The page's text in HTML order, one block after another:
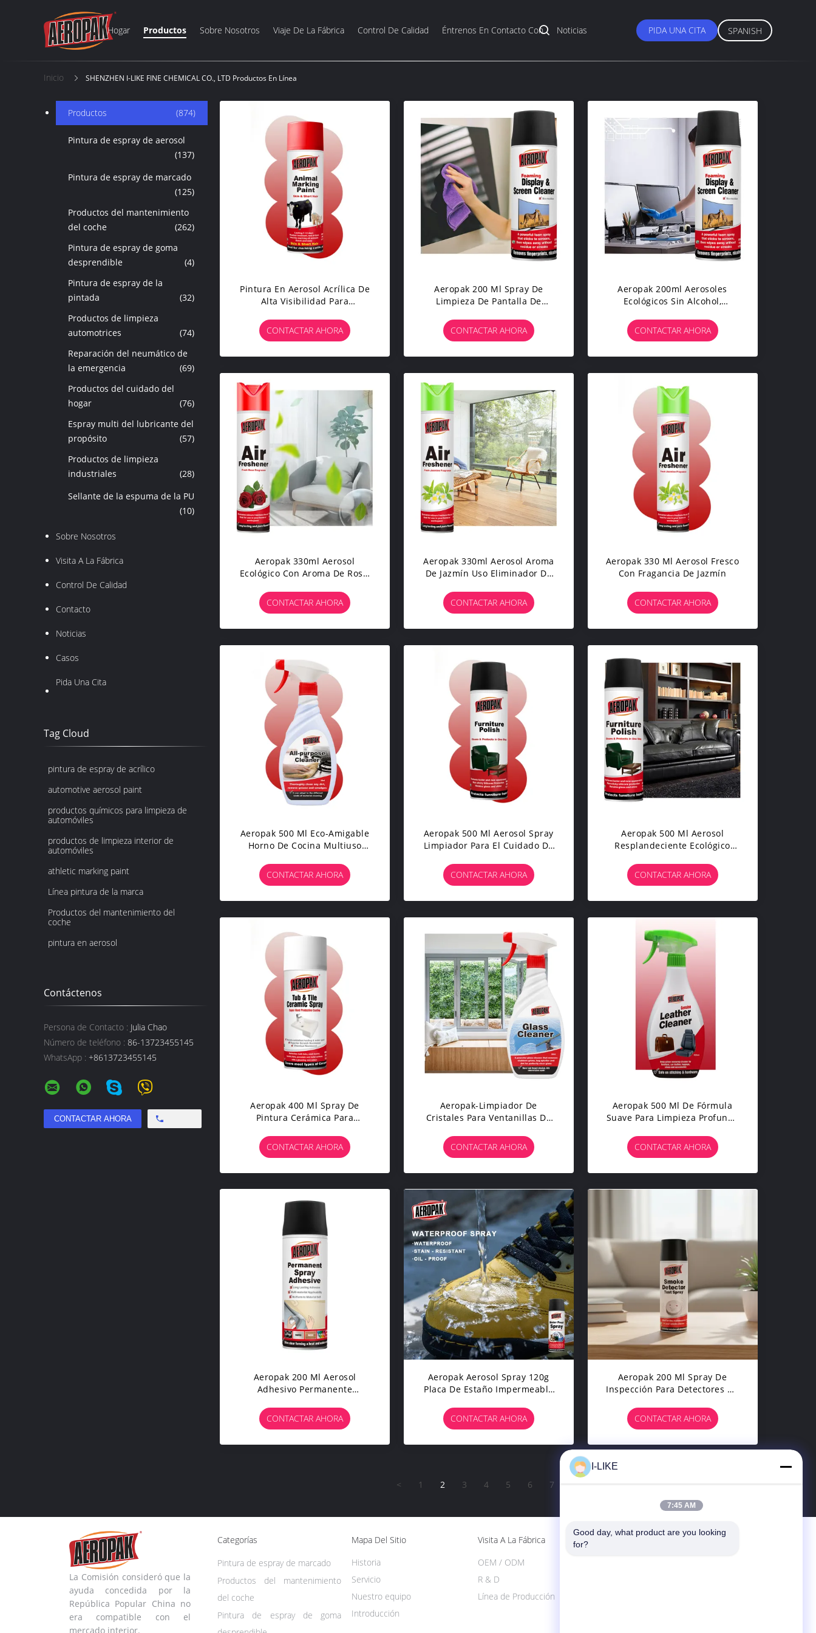
Hogar Productos Sobre Nosotros Viaje De La Fábrica Control De Calidad Éntrenos En Contacto Con Noticias PIDA UNA CITA SPANISH
Inicio SHENZHEN I-LIKE FINE CHEMICAL CO., LTD Productos En Línea
Productos (874)
Pintura de espray de aerosol
(137)
Pintura de espray de marcado
(125)
Productos del mantenimiento
del coche
(262)
Pintura de espray de goma
desprendible
(4)
Pintura de espray de la
pintada
(32)
Productos de limpieza
automotrices
(74)
Reparación del neumático de
la emergencia
(69)
Productos del cuidado del
hogar
(76)
Espray multi del lubricante del
propósito
(57)
Productos de limpieza
industriales
(28)
Sellante de la espuma de la PU
(10)
Sobre Nosotros
Visita A La Fábrica
Control De Calidad
Contacto
Noticias
Casos
Pida Una Cita
Tag Cloud
pintura de espray de acrílico
automotive aerosol paint
productos químicos para limpieza de
automóviles
productos de limpieza interior de
automóviles
athletic marking paint
Línea pintura de la marca
Productos del mantenimiento del
coche
pintura en aerosol
Contáctenos
Persona de Contacto : Julia Chao
Número de teléfono : 86-13723455145
WhatsApp : +8613723455145
Pintura En Aerosol Acrílica De
Alta Visibilidad Para
Resistente A La Intemperie,
Para Marcado De Animales,
CONTACTAR AHORA
Aeropak 200 Ml Spray De
Limpieza De Pantalla De
Con Aerosoles Ecológicos
CONTACTAR AHORA
Aeropak 200ml Aerosoles
Ecológicos Sin Alcohol,
Secado Rápido,
Multipropósito, Pantalla De
CONTACTAR AHORA
Aeropak 330ml Aerosol
Ecológico Con Aroma De Rosa,
Para Uso En El Hogar Y El
Automóvil, De Larga Duración
CONTACTAR AHORA
Aeropak 330ml Aerosol Aroma
De Jazmín Uso Eliminador De
Larga Duración, Seguro Para
Mascotas, Seguro Para Niños,
CONTACTAR AHORA
Aeropak 330 Ml Aerosol Fresco
Con Fragancia De Jazmín
CONTACTAR AHORA
Aeropak 500 Ml Eco-Amigable
Horno De Cocina Multiuso
Limpieza Rápida Sin Residuos
CONTACTAR AHORA
Aeropak 500 Ml Aerosol Spray
Limpiador Para El Cuidado De
Friendly High Active Content
Liquid Essential Oil Polish
CONTACTAR AHORA
Aeropak 500 Ml Aerosol
Resplandeciente Ecológico
Contenido Activo Para La
Madera Protección Contra
CONTACTAR AHORA
Aeropak 400 Ml Spray De
Pintura Cerámica Para
Impermeables Blancas
CONTACTAR AHORA
Aeropak-Limpiador De
Cristales Para Ventanillas De
Limpiador De Cristales De
Espejo, Pulverizador Para
500ml
CONTACTAR AHORA
Aeropak 500 Ml De Fórmula
Suave Para Limpieza Profunda
Genuino Spray Limpiador Para
Asiento De Automóvil Y
CONTACTAR AHORA
Aeropak 200 Ml Aerosol
Adhesivo Permanente
Tela Spray De Pegamento De
Alta Cobertura De
CONTACTAR AHORA
Aeropak Aerosol Spray 120g
Placa De Estaño Impermeable
Revestimiento Líquido Para
Ropa Zapatos Tejido De Cuero
CONTACTAR AHORA
Aeropak 200 Ml Spray De
Inspección Para Detectores De
CONTACTAR AHORA
< 1 2 3 4 5 6 7 8 >
La Comisión consideró que la
ayuda concedida por la
República Popular China no
era compatible con el
mercado interior.
Categorías
Pintura de espray de marcado
Productos del mantenimiento
del coche
Pintura de espray de goma
Mapa Del Sitio
Introducción
Historia
Servicio
Nuestro equipo
Visita A La Fábrica
Línea de Producción
OEM / ODM
R & D
Contactar Ahora
I-LIKE
7:45 AM
Good day, what product are you looking
for?